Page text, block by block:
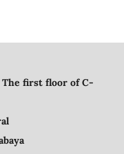
first floor of C-